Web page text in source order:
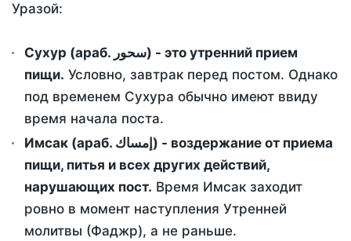
Уразой:
Сухур (араб. سحور) - это утренний прием
пищи. Условно, завтрак перед постом. Однако
под временем Сухура обычно имеют ввиду
время начала поста.
Имсак (араб. إمساك) - воздержание от приема
пищи, питья и всех других действий,
нарушающих пост. Время Имсак заходит
ровно в момент наступления Утренней
молитвы (Фаджр), а не раньше.